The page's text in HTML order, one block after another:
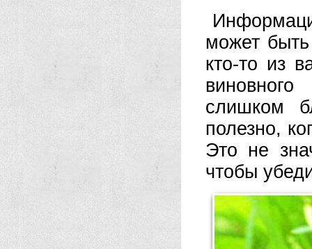
может
кто-то из
слишком
полезно,
Это не
чтобы